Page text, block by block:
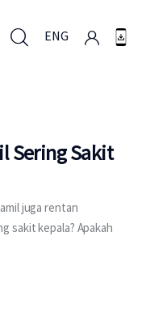
ENG
Sering Sakit
juga rentan
sakit kepala? Apakah